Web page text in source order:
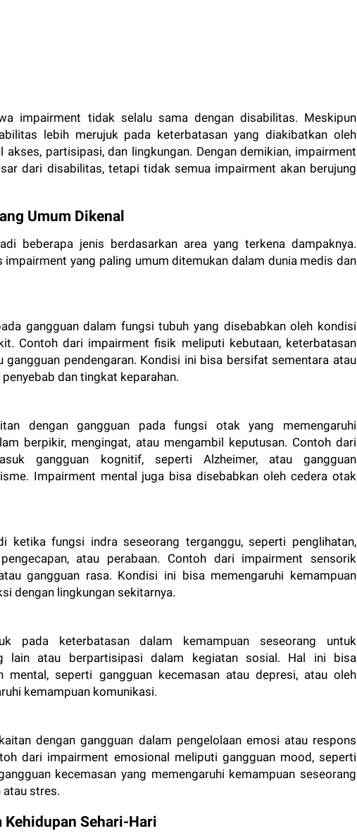
impairment tidak selalu sama dengan disabilitas. Meskipun
lebih merujuk pada keterbatasan yang diakibatkan oleh
partisipasi, dan lingkungan. Dengan demikian, impairment
dari disabilitas, tetapi tidak semua impairment akan berujung
Umum Dikenal
beberapa jenis berdasarkan area yang terkena dampaknya.
impairment yang paling umum ditemukan dalam dunia medis dan
gangguan dalam fungsi tubuh yang disebabkan oleh kondisi
Contoh dari impairment fisik meliputi kebutaan, keterbatasan
gangguan pendengaran. Kondisi ini bisa bersifat sementara atau
dan tingkat keparahan.
dengan gangguan pada fungsi otak yang memengaruhi
berpikir, mengingat, atau mengambil keputusan. Contoh dari
gangguan kognitif, seperti Alzheimer, atau gangguan
Impairment mental juga bisa disebabkan oleh cedera otak
ketika fungsi indra seseorang terganggu, seperti penglihatan,
pengecapan, atau perabaan. Contoh dari impairment sensorik
gangguan rasa. Kondisi ini bisa memengaruhi kemampuan
dengan lingkungan sekitarnya.
pada keterbatasan dalam kemampuan seseorang untuk
lain atau berpartisipasi dalam kegiatan sosial. Hal ini bisa
mental, seperti gangguan kecemasan atau depresi, atau oleh
kemampuan komunikasi.
dengan gangguan dalam pengelolaan emosi atau respons
dari impairment emosional meliputi gangguan mood, seperti
kecemasan yang memengaruhi kemampuan seseorang
atau stres.
Sehari-Hari